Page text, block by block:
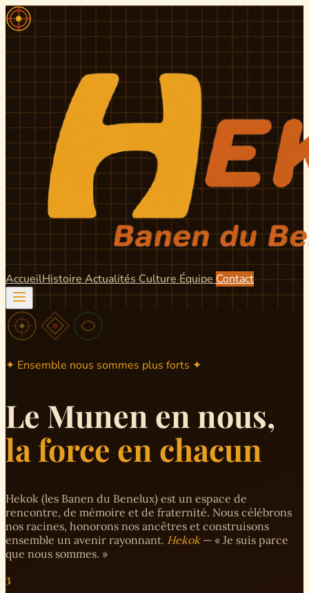
AccueilHistoire ActualitésCulture Équipe Contact
✦ Ensemble nous sommes plus forts ✦
Le Munen en nous,
la force en chacun
Hekok (les Banen du Benelux) est un espace de
rencontre, de mémoire et de fraternité. Nous célébrons
nos racines, honorons nos ancêtres et construisons
ensemble un avenir rayonnant. Hekok— « Je suis parce
que nous sommes. »
3